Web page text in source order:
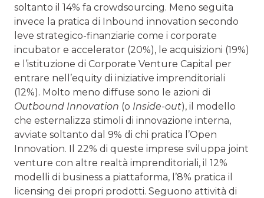
soltanto il 14% fa crowdsourcing. Meno seguita
invece la pratica di Inbound innovation secondo
leve strategico-finanziarie come i corporate
incubator e accelerator (20%), le acquisizioni (19%)
e l’istituzione di Corporate Venture Capital per
entrare nell’equity di iniziative imprenditoriali
(12%). Molto meno diffuse sono le azioni di
Outbound Innovation (o Inside-out), il modello
che esternalizza stimoli di innovazione interna,
avviate soltanto dal 9% di chi pratica l’Open
Innovation. Il 22% di queste imprese sviluppa joint
venture con altre realtà imprenditoriali, il 12%
modelli di business a piattaforma, l’8% pratica il
licensing dei propri prodotti. Seguono attività di